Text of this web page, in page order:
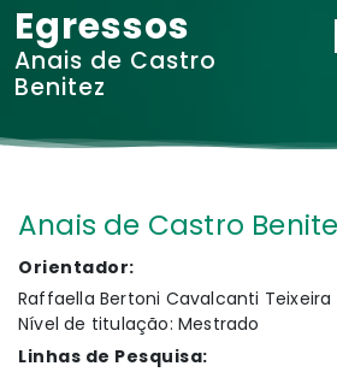
Egressos
Anais de Castro
Benitez
Anais de Castro
Orientador:
Raffaella Bertoni Cavalcanti Teixeira
Nível de titulação: Mestrado
Linhas de Pesquisa: